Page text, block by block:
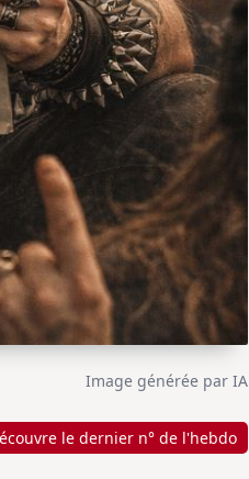
Image générée par IA
le dernier n° de l'hebdo